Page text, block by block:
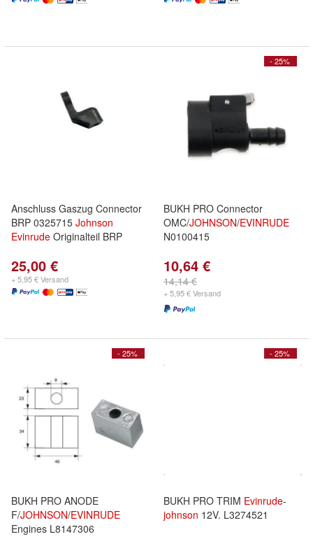
Anschluss Gaszug Connector
BRP 0325715 Johnson
Evinrude Originalteil BRP
25,00 €
+ 5,95 € Versand
- 25%
BUKH PRO Connector
OMC/JOHNSON/EVINRUDE
N0100415
10,64 €
14,14 €
+ 5,95 € Versand
- 25%
BUKH PRO ANODE
F/JOHNSON/EVINRUDE
Engines L8147306
- 25%
BUKH PRO TRIM Evinrude-
johnson 12V. L3274521